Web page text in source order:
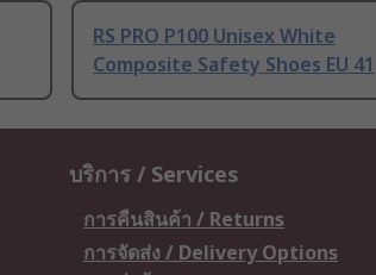
RS PRO P100 Unisex White
Composite Safety Shoes EU 41
บริการ / Services
การคืนสินค้า / Returns
การจัดส่ง / Delivery Options